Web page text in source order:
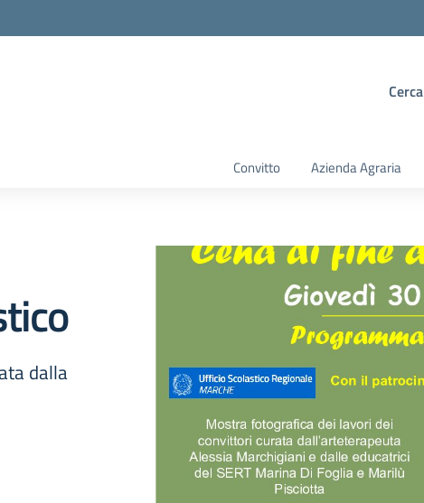
Cerca
Convitto Azienda Agraria
dalla